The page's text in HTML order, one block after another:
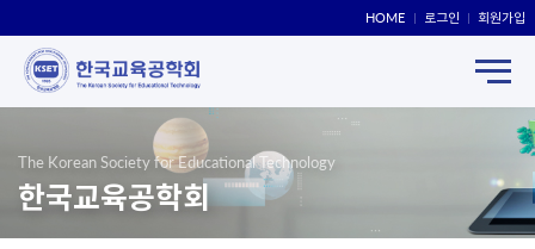
HOME 로그인 회원가입
The Korean Society for Educational Technology
한국교육공학회